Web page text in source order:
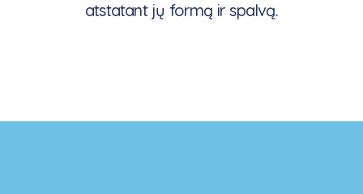
atstatant jų formą ir spalvą.